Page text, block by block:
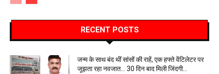
RECENT POSTS
जन्म के साथ बंद थीं सांसों की राहें, एक हफ्ते वेंटिलेटर पर
जूझता रहा नवजात… 30 दिन बाद मिली जिंदगी…